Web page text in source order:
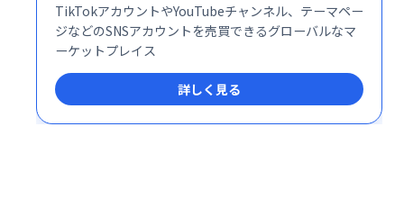
TikTokアカウントやYouTubeチャンネル、テーマペー
ジなどのSNSアカウントを売買できるグローバルなマ
ーケットプレイス
詳しく見る